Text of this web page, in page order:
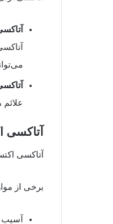
آتاکسی
آتاکسی
برخی از
آسیب